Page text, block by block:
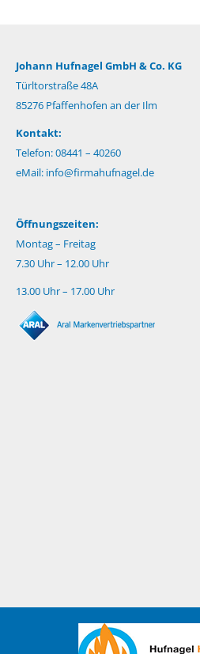
Johann Hufnagel GmbH & Co. KG
Türltorstraße 48A
85276 Pfaffenhofen an der Ilm
Kontakt:
Telefon: 08441 – 40260
eMail: info@firmahufnagel.de
Öffnungszeiten:
Montag – Freitag
7.30 Uhr – 12.00 Uhr
13.00 Uhr – 17.00 Uhr